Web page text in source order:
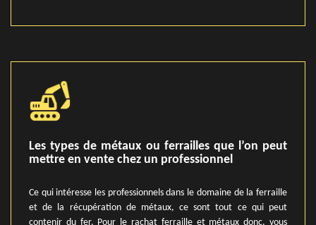
Les types de métaux ou ferrailles que l’on peut
mettre en vente chez un professionnel
Ce qui intéresse les professionnels dans le domaine de la ferraille
et de la récupération de métaux, ce sont tout ce qui peut
contenir du fer. Pour le rachat ferraille et métaux donc, vous